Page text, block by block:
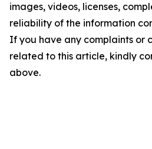
images, videos, licenses,
reliability of the information
If you have any complaints or
related to this article, kindly
above.